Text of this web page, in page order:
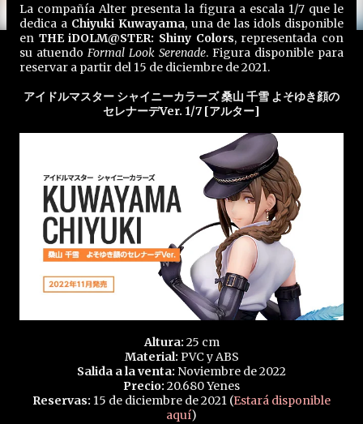
La compañía Alter presenta la figura a escala 1/7 que le
dedica a Chiyuki Kuwayama, una de las idols disponible
en THE iDOLM@STER: Shiny Colors, representada con
su atuendo Formal Look Serenade. Figura disponible para
reservar a partir del 15 de diciembre de 2021.
アイドルマスター シャイニーカラーズ 桑山 千雪 よそゆき顔の
セレナーデVer. 1/7 [アルター]
Altura: 25 cm
Material: PVC y ABS
Salida a la venta: Noviembre de 2022
Precio: 20.680 Yenes
Reservas: 15 de diciembre de 2021 (Estará disponible
aquí)